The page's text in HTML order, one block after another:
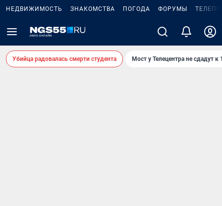
НЕДВИЖИМОСТЬ ЗНАКОМСТВА ПОГОДА ФОРУМЫ
Убийца радовалась смерти студента Мост у Телецентра не сдадут к